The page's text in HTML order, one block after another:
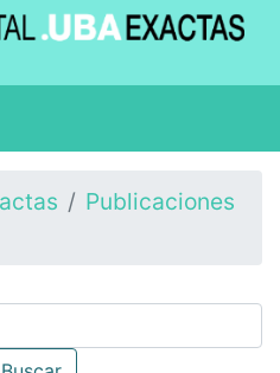
Publicaciones